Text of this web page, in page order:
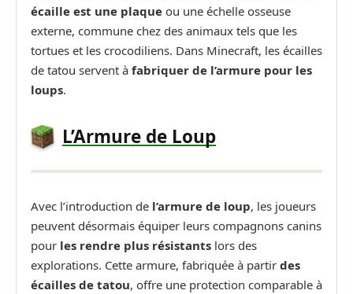
écaille est une plaque ou une échelle osseuse
externe, commune chez des animaux tels que les
tortues et les crocodiliens. Dans Minecraft, les écailles
de tatou servent à fabriquer de l’armure pour les
loups.
L’Armure de Loup
Avec l’introduction de l’armure de loup, les joueurs
peuvent désormais équiper leurs compagnons canins
pour les rendre plus résistants lors des
explorations. Cette armure, fabriquée à partir des
écailles de tatou, offre une protection comparable à